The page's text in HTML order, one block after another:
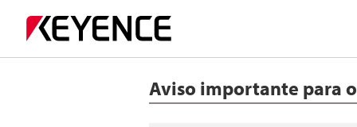
Aviso importante para